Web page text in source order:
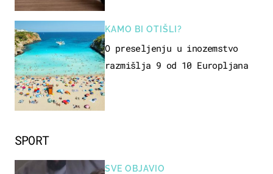
SPORT
SVE OBJAVIO
KAMO BI OTIŠLI?
O preseljenju u inozemstvo
razmišlja 9 od 10 Europljana